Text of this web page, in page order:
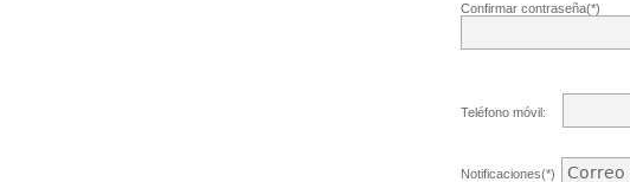
Confirmar contraseña(*)
Teléfono móvil:
Notificaciones(*)